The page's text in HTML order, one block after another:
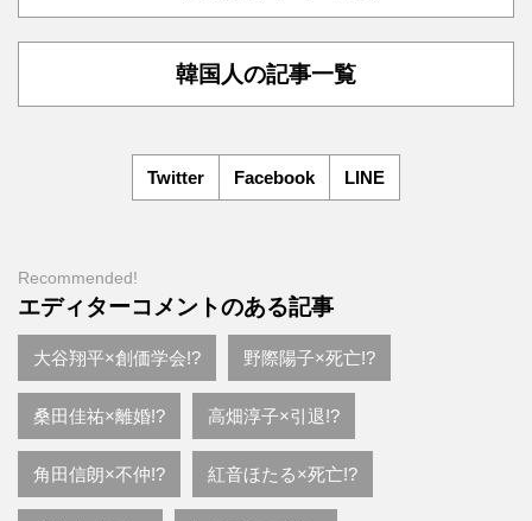
韓国人の記事一覧
Twitter Facebook LINE
Recommended!
エディターコメントのある記事
大谷翔平×創価学会!? 野際陽子×死亡!?
桑田佳祐×離婚!? 高畑淳子×引退!?
角田信朗×不仲!? 紅音ほたる×死亡!?